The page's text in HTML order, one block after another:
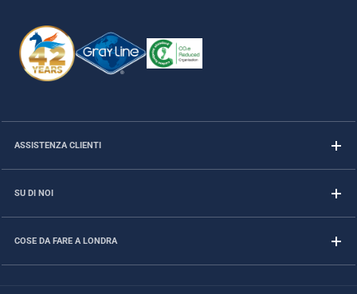
ASSISTENZA CLIENTI
SU DI NOI
COSE DA FARE A LONDRA